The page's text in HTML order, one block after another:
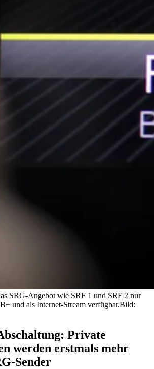
SRG-Angebot wie SRF 1 und SRF 2 nur
und als Internet-Stream verfügbar.Bild:
Private
werden erstmals mehr
Sender